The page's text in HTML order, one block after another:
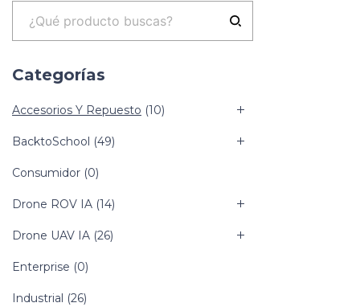
Categorías
Accesorios Y Repuesto (10)
BacktoSchool (49)
Consumidor (0)
Drone ROV IA (14)
Drone UAV IA (26)
Enterprise (0)
Industrial (26)